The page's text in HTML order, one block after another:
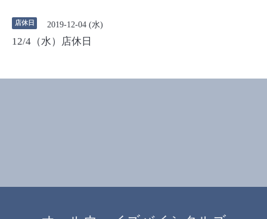
店休日 2019-12-04 (水)
12/4（水）店休日